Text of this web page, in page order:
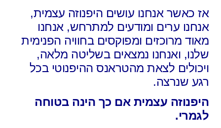
אז כאשר אנחנו עושים היפנוזה עצמית,
אנחנו ערים ומודעים למתרחש, אנחנו
מאוד מרוכזים ומפוקסים בחוויה הפנימית
שלנו, ואנחנו נמצאים בשליטה מלאה,
ויכולים לצאת מהטראנס ההיפנוטי בכל
רגע שנרצה.
היפנוזה עצמית אם כך הינה בטוחה
לגמרי.